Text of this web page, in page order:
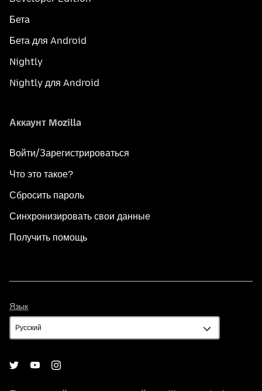
Бета
Бета для Android
Nightly
Nightly для Android
Аккаунт Mozilla
Войти/Зарегистрироваться
Что это такое?
Сбросить пароль
Синхронизировать свои данные
Получить помощь
Язык